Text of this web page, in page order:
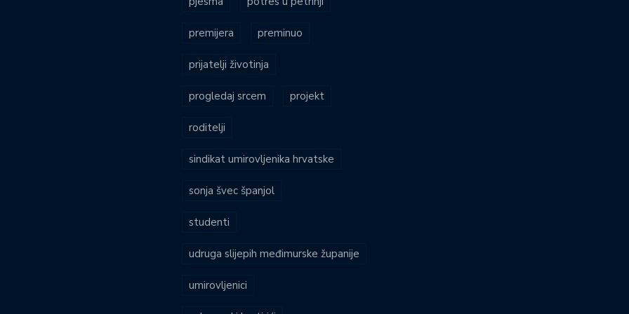
premijera preminuo
prijatelji životinja
progledaj srcem projekt
roditelji
sindikat umirovljenika hrvatske
sonja švec španjol
studenti
udruga slijepih međimurske županije
umirovljenici